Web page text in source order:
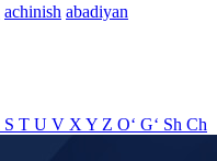
achinish abadiyan
S T U V X Y Z O‘ G‘ Sh Ch